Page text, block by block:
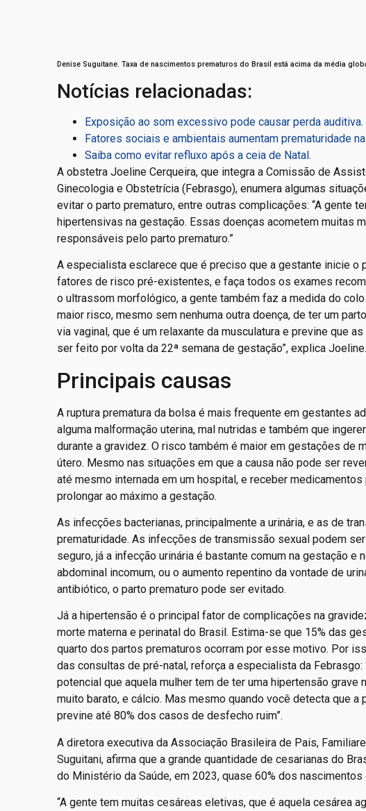
Denise Suguitane. Taxa de nascimentos prematuros do Brasil está acima da média
Notícias relacionadas:
Exposição ao som excessivo pode causar perda auditiva.
Fatores sociais e ambientais aumentam prematuridade
Saiba como evitar refluxo após a ceia de Natal.
A obstetra Joeline Cerqueira, que integra a Comissão de
Ginecologia e Obstetrícia (Febrasgo), enumera algumas
evitar o parto prematuro, entre outras complicações: “A gente
hipertensivas na gestação. Essas doenças acometem muitas
responsáveis pelo parto prematuro.”
A especialista esclarece que é preciso que a gestante inicie o
fatores de risco pré-existentes, e faça todos os exames
o ultrassom morfológico, a gente também faz a medida do
maior risco, mesmo sem nenhuma outra doença, de ter um
via vaginal, que é um relaxante da musculatura e previne que
ser feito por volta da 22ª semana de gestação”, explica Joeline.
Principais causas
A ruptura prematura da bolsa é mais frequente em gestantes
alguma malformação uterina, mal nutridas e também que
durante a gravidez. O risco também é maior em gestações de
útero. Mesmo nas situações em que a causa não pode ser
até mesmo internada em um hospital, e receber
prolongar ao máximo a gestação.
As infecções bacterianas, principalmente a urinária, e as de
prematuridade. As infecções de transmissão sexual podem
seguro, já a infecção urinária é bastante comum na gestação
abdominal incomum, ou o aumento repentino da vontade de
antibiótico, o parto prematuro pode ser evitado.
Já a hipertensão é o principal fator de complicações na
morte materna e perinatal do Brasil. Estima-se que 15% das
quarto dos partos prematuros ocorram por esse motivo. Por
das consultas de pré-natal, reforça a especialista da
potencial que aquela mulher tem de ter uma hipertensão
muito barato, e cálcio. Mas mesmo quando você detecta que
previne até 80% dos casos de desfecho ruim”.
A diretora executiva da Associação Brasileira de Pais,
Suguitani, afirma que a grande quantidade de cesarianas do
do Ministério da Saúde, em 2023, quase 60% dos nascimentos
“A gente tem muitas cesáreas eletivas, que é aquela cesárea